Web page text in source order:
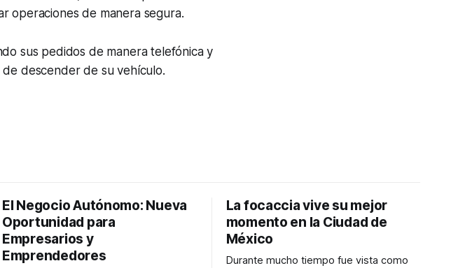
operaciones de manera segura.
sus pedidos de manera telefónica y
descender de su vehículo.
El Negocio Autónomo: Nueva
Oportunidad para
Empresarios y
Emprendedores
La focaccia vive su mejor
momento en la Ciudad de
México
Durante mucho tiempo fue vista como